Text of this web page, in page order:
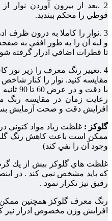
2 .بعد از بيرون آوردن نوار
قوطي را محكم ببنديد.
3 .نوار را كاملا به درون ظرف
و لبه آن را به طور افقي به
تا قطرات اضافي ادرار گرفته
4 .تغيير رنگ معرف را زير
مقايسه كنيد. نوار را كنار شاخص
با دقت
رعايت زمان در مقايسه
افزايش دقت و صحت آزمايش
گلوكز :
ممكن است باعث كاهش رنگ
وجود آن را نفي كند)
غلظت هاي گلوکز بيش از يك
كه بايد مشخص نمي كند . در
رقيق نیز تكرار نمود .
رنگ معرف گلوکز همچنين ممكن
افزايش وزن مخصوص ادرار نیز